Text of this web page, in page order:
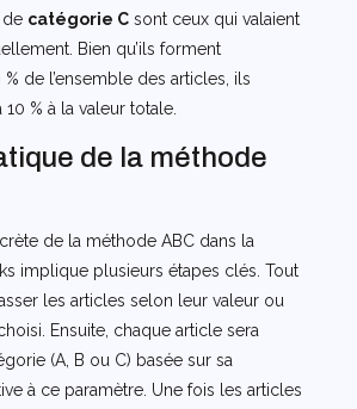
de catégorie C sont ceux qui valaient
Bien qu’ils forment
de l’ensemble des articles, ils
10 % à la valeur totale.
de la méthode
de la méthode ABC dans la
implique plusieurs étapes clés. Tout
les articles selon leur valeur ou
Ensuite, chaque article sera
(A, B ou C) basée sur sa
à ce paramètre. Une fois les articles